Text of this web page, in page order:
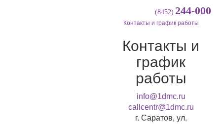
(8452) 244-000
Контакты и график работы
Контакты и
график
работы
info@1dmc.ru
callcentr@1dmc.ru
г. Саратов, ул.